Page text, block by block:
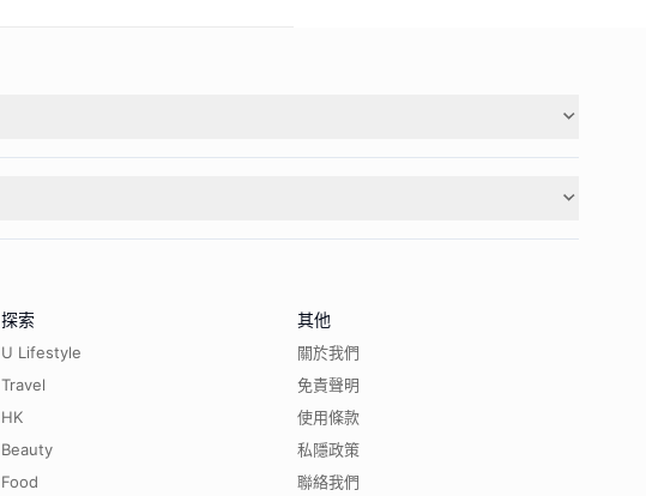
探索
U Lifestyle
Travel
HK
Beauty
Food
其他
關於我們
免責聲明
使用條款
私隱政策
聯絡我們